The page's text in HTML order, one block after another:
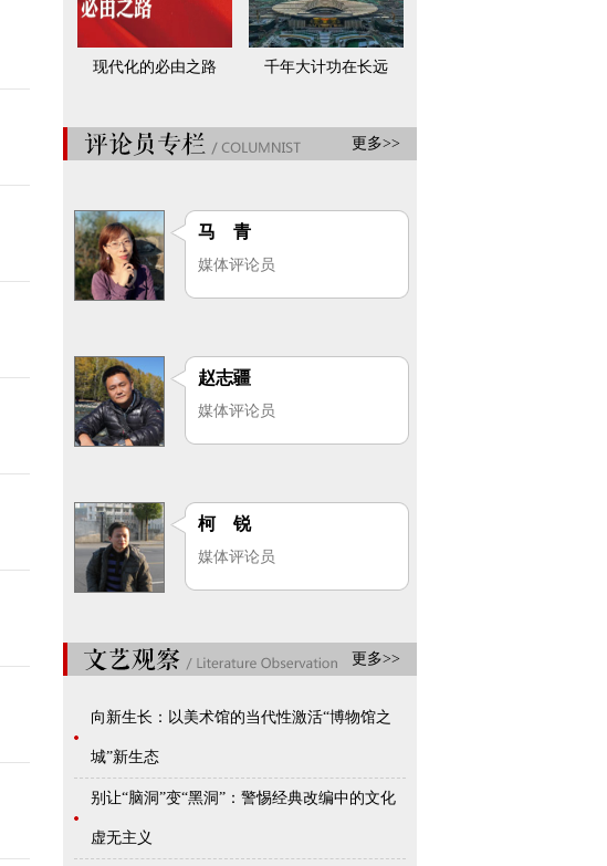
现代化的必由之路 千年大计功在长远
更多>>
马 青
媒体评论员
赵志疆
媒体评论员
柯 锐
媒体评论员
更多>>
向新生长：以美术馆的当代性激活“博物馆之
城”新生态
别让“脑洞”变“黑洞”：警惕经典改编中的文化
虚无主义